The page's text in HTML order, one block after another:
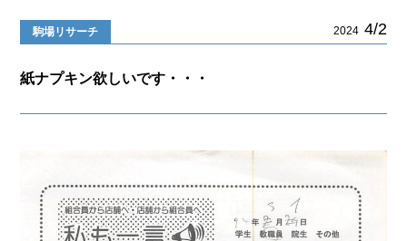
駒場リサーチ 2024 4/2
紙ナプキン欲しいです・・・